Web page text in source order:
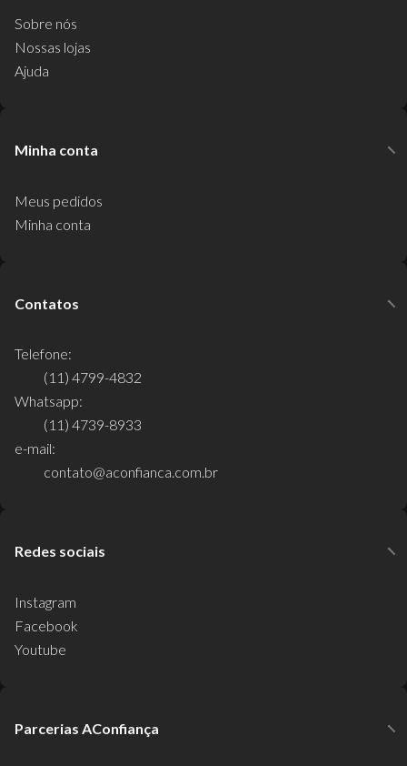
Sobre nós
Nossas lojas
Ajuda
Minha conta
Meus pedidos
Minha conta
Contatos
Telefone:
(11) 4799-4832
Whatsapp:
(11) 4739-8933
e-mail:
contato@aconfianca.com.br
Redes sociais
Instagram
Facebook
Youtube
Parcerias AConfiança